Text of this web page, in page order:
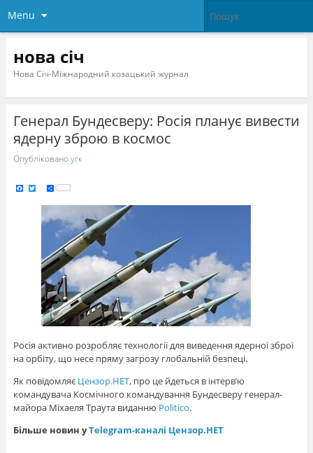
Menu
нова січ
Нова Січ-Міжнародний козацький журнал
Генерал Бундесверу: Росія планує вивести
ядерну зброю в космос
Опублікованоугк
Fa Tw
e
S
h
a
r
e
Росія активно розробляє технології для виведення ядерної зброї
на орбіту, що несе пряму загрозу глобальній безпеці.
Як повідомляє Цензор.НЕТ, про це йдеться в інтерв’ю
командувача Космічного командування Бундесверу генерал-
майора Міхаеля Траута виданню Politico.
Більше новин уTelegram-каналі Цензор.НЕТ